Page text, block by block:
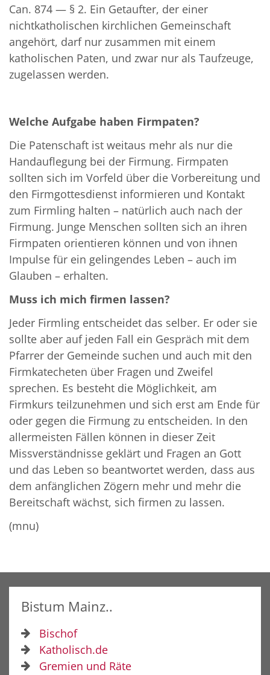
Can. 874 — § 2. Ein Getaufter, der einer
nichtkatholischen kirchlichen Gemeinschaft
angehört, darf nur zusammen mit einem
katholischen Paten, und zwar nur als Taufzeuge,
zugelassen werden.
Welche Aufgabe haben Firmpaten?
Die Patenschaft ist weitaus mehr als nur die
Handauflegung bei der Firmung. Firmpaten
sollten sich im Vorfeld über die Vorbereitung und
den Firmgottesdienst informieren und Kontakt
zum Firmling halten – natürlich auch nach der
Firmung. Junge Menschen sollten sich an ihren
Firmpaten orientieren können und von ihnen
Impulse für ein gelingendes Leben – auch im
Glauben – erhalten.
Muss ich mich firmen lassen?
Jeder Firmling entscheidet das selber. Er oder sie
sollte aber auf jeden Fall ein Gespräch mit dem
Pfarrer der Gemeinde suchen und auch mit den
Firmkatecheten über Fragen und Zweifel
sprechen. Es besteht die Möglichkeit, am
Firmkurs teilzunehmen und sich erst am Ende für
oder gegen die Firmung zu entscheiden. In den
allermeisten Fällen können in dieser Zeit
Missverständnisse geklärt und Fragen an Gott
und das Leben so beantwortet werden, dass aus
dem anfänglichen Zögern mehr und mehr die
Bereitschaft wächst, sich firmen zu lassen.
(mnu)
Bistum Mainz..
Bischof
Katholisch.de
Gremien und Räte